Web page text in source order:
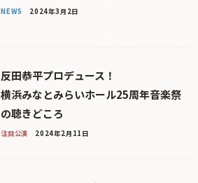
NEWS 2024年3月2日
反田恭平プロデュース！
横浜みなとみらいホール25周年音楽祭
の聴きどころ
注目公演 2024年2月11日